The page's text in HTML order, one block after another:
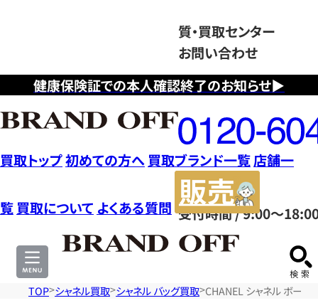
健康保険証での本人確認終了のお知らせ▶
質・買取センター
お問い合わせ
フ
リ
ー
ダ
イ
ヤ
ル
0120604117
受付時間 / 9:00～
買取トップ初めての方へ 買取ブランド一覧店舗一
覧 買取について よくある質問
サ
TOP シャネル買取 シャネル バッグ買取 CHANEL シャネル ボーイ